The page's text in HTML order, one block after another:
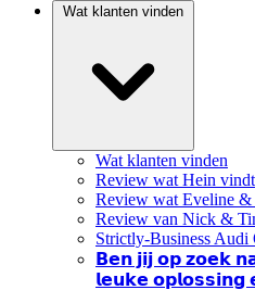
Wat klanten vinden
Wat klanten vinden
Review wat Hein vindt
Review wat Eveline &
Review van Nick &
Strictly-Business Audi
𝗕𝗲𝗻 𝗷𝗶𝗷 𝗼𝗽 𝘇𝗼𝗲𝗸
𝗹𝗲𝘂𝗸𝗲 𝗼𝗽𝗹𝗼𝘀𝘀𝗶𝗻𝗴